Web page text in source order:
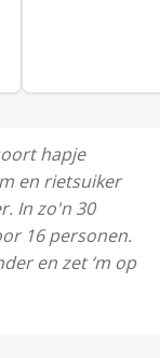
hapje
en rietsuiker
In zo'n 30
16 personen.
en zet ‘m op